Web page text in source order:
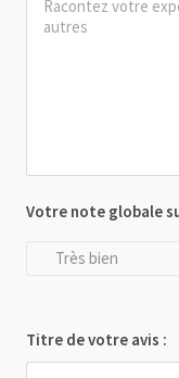
Votre note globale
Très bien
Titre de votre avis :